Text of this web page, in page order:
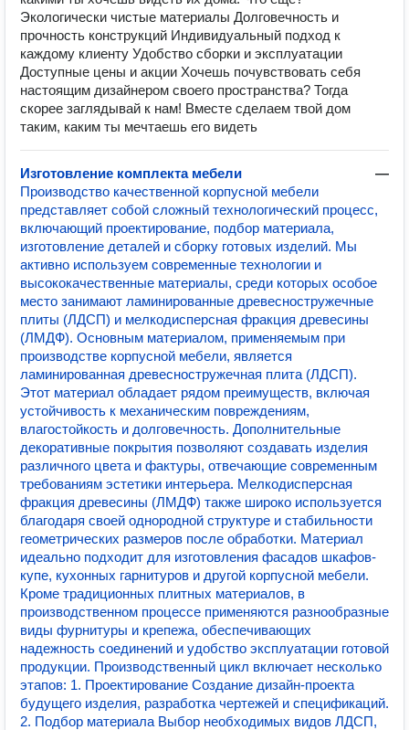
Экологически чистые материалы Долговечность и
прочность конструкций Индивидуальный подход к
каждому клиенту Удобство сборки и эксплуатации
Доступные цены и акции Хочешь почувствовать себя
настоящим дизайнером своего пространства? Тогда
скорее заглядывай к нам! Вместе сделаем твой дом
таким, каким ты мечтаешь его видеть
Изготовление комплекта мебели
—
Производство качественной корпусной мебели
представляет собой сложный технологический процесс,
включающий проектирование, подбор материала,
изготовление деталей и сборку готовых изделий. Мы
активно используем современные технологии и
высококачественные материалы, среди которых особое
место занимают ламинированные древесностружечные
плиты (ЛДСП) и мелкодисперсная фракция древесины
(ЛМДФ). Основным материалом, применяемым при
производстве корпусной мебели, является
ламинированная древесностружечная плита (ЛДСП).
Этот материал обладает рядом преимуществ, включая
устойчивость к механическим повреждениям,
влагостойкость и долговечность. Дополнительные
декоративные покрытия позволяют создавать изделия
различного цвета и фактуры, отвечающие современным
требованиям эстетики интерьера. Мелкодисперсная
фракция древесины (ЛМДФ) также широко используется
благодаря своей однородной структуре и стабильности
геометрических размеров после обработки. Материал
идеально подходит для изготовления фасадов шкафов-
купе, кухонных гарнитуров и другой корпусной мебели.
Кроме традиционных плитных материалов, в
производственном процессе применяются разнообразные
виды фурнитуры и крепежа, обеспечивающих
надежность соединений и удобство эксплуатации готовой
продукции. Производственный цикл включает несколько
этапов: 1. Проектирование Создание дизайн-проекта
будущего изделия, разработка чертежей и спецификаций.
2. Подбор материала Выбор необходимых видов ЛДСП,